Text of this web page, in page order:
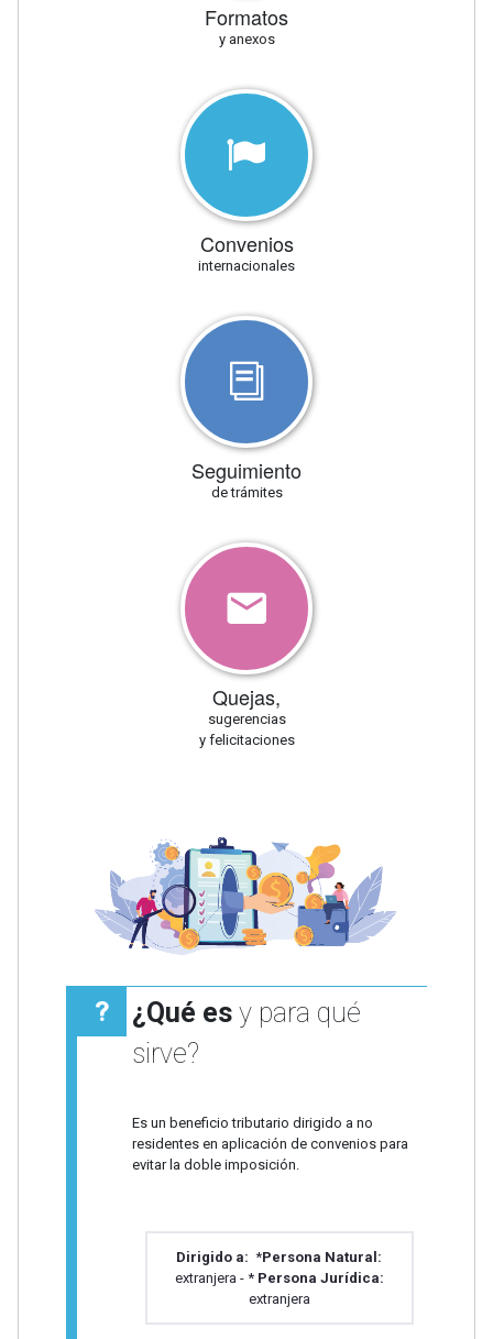
Formatos
y anexos
Convenios
internacionales
Seguimiento
de trámites
Quejas,
sugerencias
y felicitaciones
¿Qué esy para qué
sirve?
Es un beneficio tributario dirigido a no
residentes en aplicación de convenios para
evitar la doble imposición.
Dirigido a: *Persona Natural:
extranjera - * Persona Jurídica:
extranjera